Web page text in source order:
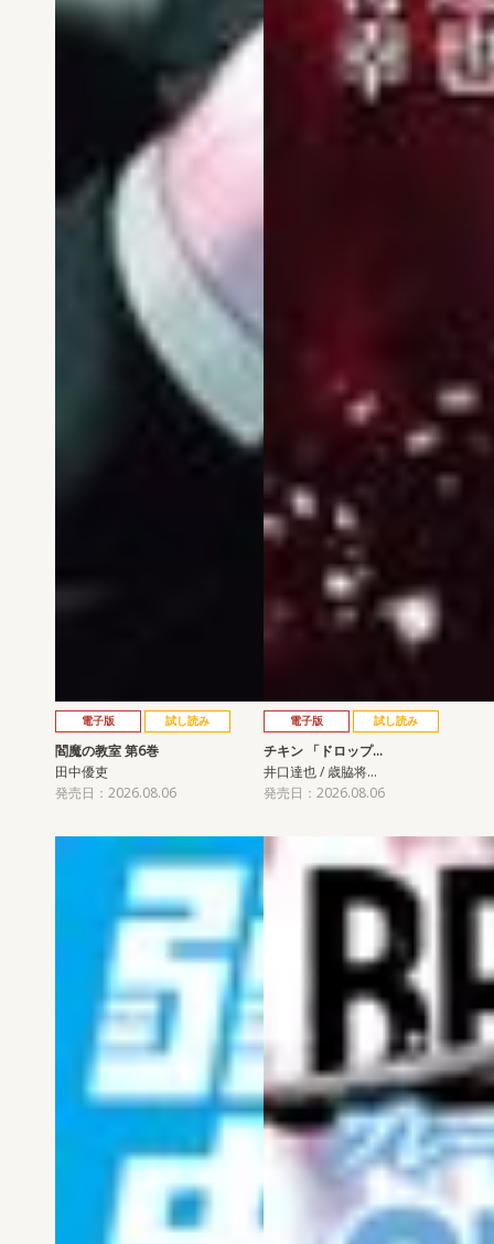
電子版 試し読み
閻魔の教室 第6巻
田中優吏
発売日：2026.08.06
電子版 試し読み
チキン 「ドロップ…
井口達也 / 歳脇将…
発売日：2026.08.06